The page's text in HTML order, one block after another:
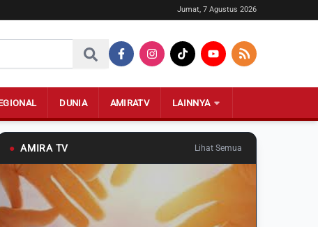
Jumat, 7 Agustus 2026
DUNIA AMIRATV LAINNYA
● AMIRA TV Lihat Semua